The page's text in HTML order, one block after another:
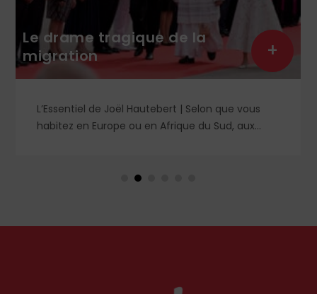
Le drame tragique de la
migration
L’Essentiel de Joël Hautebert | Selon que vous
habitez en Europe ou en Afrique du Sud, aux
événements aux Pays-Bas ou en Irlande
comme l'a rappelé Léon XIV récemment.
+